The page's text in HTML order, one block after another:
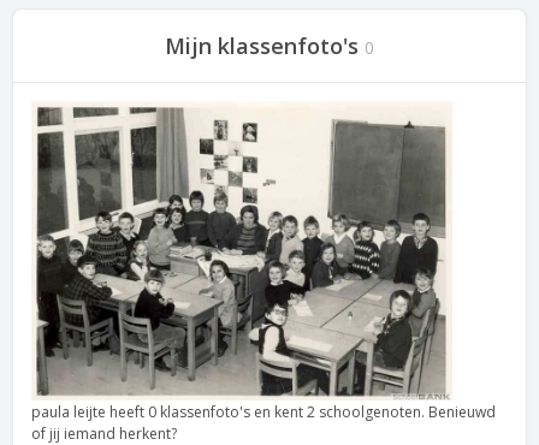
Mijn klassenfoto's 0
paula leijte heeft 0 klassenfoto's en kent 2 schoolgenoten. Benieuwd
of jij iemand herkent?